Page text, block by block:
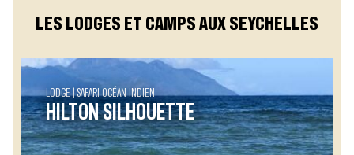
LES LODGES ET CAMPS AUX SEYCHELLES
LODGE SAFARI OCÉAN INDIEN
HILTON SILHOUETTE